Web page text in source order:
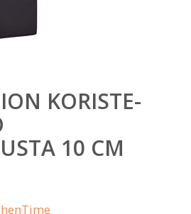
KORISTE-
10 CM